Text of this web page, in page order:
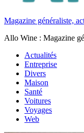
Magazine généraliste,
Allo Wine : Magazine
Actualités
Entreprise
Divers
Maison
Santé
Voitures
Voyages
Web